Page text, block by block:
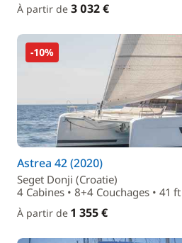
À partir de 3 032 €
-10%
Astrea 42 (2020)
Seget Donji (Croatie)
4 Cabines • 8+4 Couchages • 41 ft
À partir de 1 355 €